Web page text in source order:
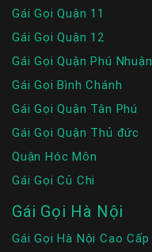
Gái Gọi Quận 11
Gái Gọi Quận 12
Gái Gọi Quận Phú Nhuận
Gái Gọi Bình Chánh
Gái Gọi Quận Tân Phú
Gái Gọi Quận Thủ đức
Quận Hóc Môn
Gái Gọi Củ Chi
Gái Gọi Hà Nội
Gái Gọi Hà Nội Cao Cấp